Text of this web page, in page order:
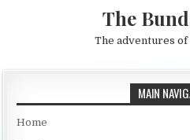
The
The adventures
MAIN
Home